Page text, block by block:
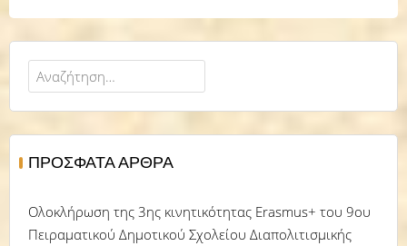
Αναζήτηση
για:
ΠΡΌΣΦΑΤΑ ΆΡΘΡΑ
Ολοκλήρωση της 3ης κινητικότητας Erasmus+ του 9ου
Πειραματικού Δημοτικού Σχολείου Διαπολιτισμικής